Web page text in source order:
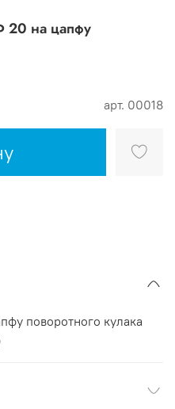
арт. 00018
20 на цапфу​
поворотного кулака